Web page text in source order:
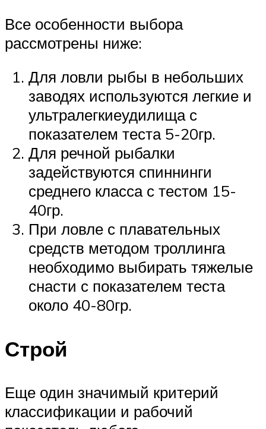
Все особенности выбора
рассмотрены ниже:
Для ловли рыбы в небольших
заводях используются легкие и
ультралегкиеудилища с
показателем теста 5-20гр.
Для речной рыбалки
задействуются спиннинги
среднего класса с тестом 15-
40гр.
При ловле с плавательных
средств методом троллинга
необходимо выбирать тяжелые
снасти с показателем теста
около 40-80гр.
Строй
Еще один значимый критерий
классификации и рабочий